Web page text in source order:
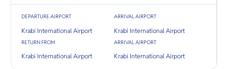
DEPARTURE AIRPORT
Krabi International Airport
ARRIVAL AIRPORT
Krabi International Airport
RETURN FROM
Krabi International Airport
ARRIVAL AIRPORT
Krabi International Airport